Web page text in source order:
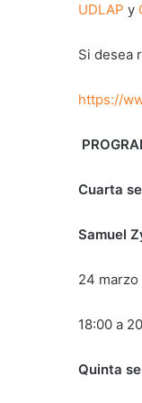
UDLAP y
Si desea
https://
Cuarta
Samuel
24
18:00 a
Quinta